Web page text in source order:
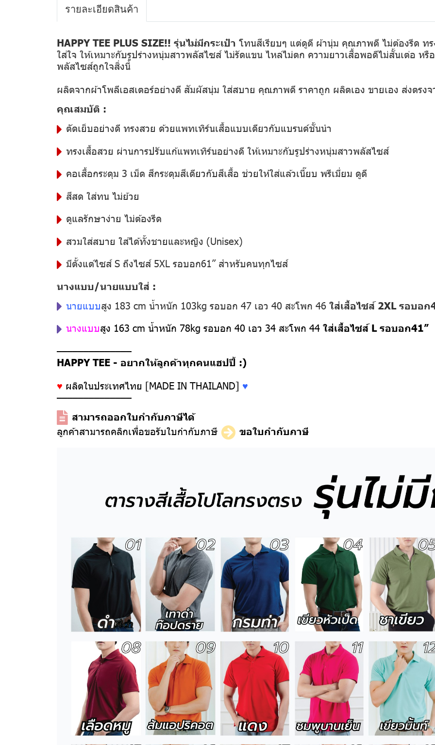
รายละเอียดสินค้า
HAPPY TEE PLUS SIZE!! รุ่นไม่มีกระเป๋า โทนสีเรียบๆ แต่ดูดี ผ้านุ่ม คุณภาพดี ไม่ต้องรีด ท
ใส่ใจ ให้เหมาะกับรูปร่างหนุ่มสาวพลัสไซส์ ไม่รัดแขน ไหล่ไม่ตก ความยาวเสื้อพอดีไม่สั้นเต่อ หรื
พลัสไซส์ถูกใจสิ่งนี้
ผลิตจากผ้าโพลีเอสเตอร์อย่างดี สัมผัสนุ่ม ใส่สบาย คุณภาพดี ราคาถูก ผลิตเอง ขายเอง ส่งตรงจ
คุณสมบัติ :
ตัดเย็บอย่างดี ทรงสวย ด้วยแพทเทิร์นเสื้อแบบเดียวกับแบรนด์ชั้นนำ
ทรงเสื้อสวย ผ่านการปรับแก้แพทเทิร์นอย่างดี ให้เหมาะกับรูปร่างหนุ่มสาวพลัสไซส์
คอเสื้อกระดุม 3 เม็ด สีกระดุมสีเดียวกับสีเสื้อ ช่วยให้ใส่แล้วเนี๊ยบ พรีเมี่ยม ดูดี
สีสด ใส่ทน ไม่ย้วย
ดูแลรักษาง่าย ไม่ต้องรีด
สวมใส่สบาย ใส่ได้ทั้งชายและหญิง (Unisex)
มีตั้งแต่ไซส์ S ถึงไซส์ 5XL รอบอก61” สำหรับคนทุกไซส์
นางแบบ/นายแบบใส่ :
นายแบบสูง 183 cm น้ำหนัก 103kg รอบอก 47 เอว 40 สะโพก 46 ใส่เสื้อไซส์ 2XL รอบอก
นางแบบสูง 163 cm น้ำหนัก 78kg รอบอก 40 เอว 34 สะโพก 44 ใส่เสื้อไซส์ L รอบอก41”
––––––––––––––
HAPPY TEE - อยากให้ลูกค้าทุกคนแฮปปี้ :)
♥ ผลิตในประเทศไทย [MADE IN THAILAND] ♥
––––––––––––––
สามารถออกใบกำกับภาษีได้
ลูกค้าสามารถคลิกเพื่อขอรับใบกำกับภาษี
ขอใบกำกับภาษี